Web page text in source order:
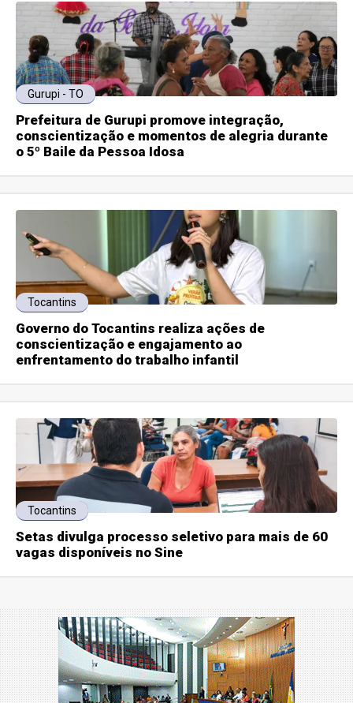
Gurupi - TO
Prefeitura de Gurupi promove integração,
conscientização e momentos de alegria durante
o 5º Baile da Pessoa Idosa
Tocantins
Governo do Tocantins realiza ações de
conscientização e engajamento ao
enfrentamento do trabalho infantil
Tocantins
Setas divulga processo seletivo para mais de 60
vagas disponíveis no Sine